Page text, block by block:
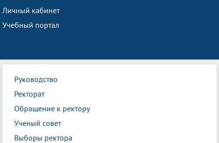
Личный кабинет
Учебный портал
Руководство
Ректорат
Обращение к ректору
Ученый совет
Выборы ректора